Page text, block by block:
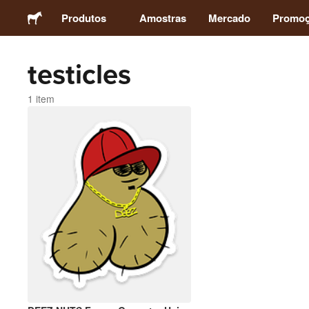
Produtos
Adesivos
Ímãs
Botons
Embalagens
Vestuário
Amostras Mercado
testicles
1 item